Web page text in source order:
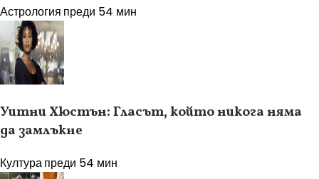
Астрология преди 54 мин
Уитни Хюстън: Гласът, който никога няма
да замлъкне
Културапреди 54 мин